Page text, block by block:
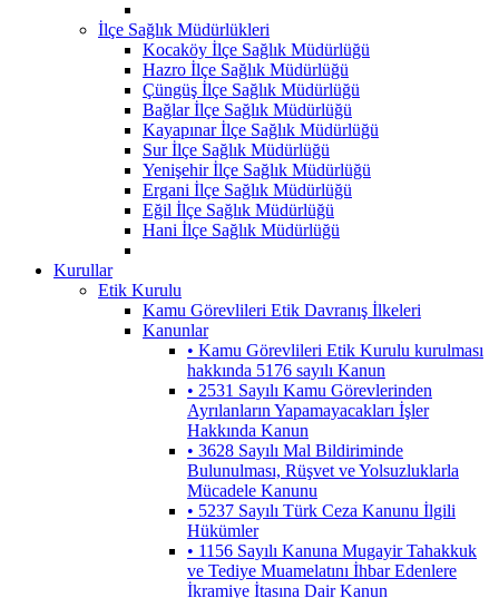
İlçe Sağlık Müdürlükleri
Kocaköy İlçe Sağlık Müdürlüğü
Hazro İlçe Sağlık Müdürlüğü
Çüngüş İlçe Sağlık Müdürlüğü
Bağlar İlçe Sağlık Müdürlüğü
Kayapınar İlçe Sağlık Müdürlüğü
Sur İlçe Sağlık Müdürlüğü
Yenişehir İlçe Sağlık Müdürlüğü
Ergani İlçe Sağlık Müdürlüğü
Eğil İlçe Sağlık Müdürlüğü
Hani İlçe Sağlık Müdürlüğü
Kurullar
Etik Kurulu
Kamu Görevlileri Etik Davranış İlkeleri
Kanunlar
• Kamu Görevlileri Etik Kurulu kurulması
hakkında 5176 sayılı Kanun
• 2531 Sayılı Kamu Görevlerinden
Ayrılanların Yapamayacakları İşler
Hakkında Kanun
• 3628 Sayılı Mal Bildiriminde
Bulunulması, Rüşvet ve Yolsuzluklarla
Mücadele Kanunu
• 5237 Sayılı Türk Ceza Kanunu İlgili
Hükümler
• 1156 Sayılı Kanuna Mugayir Tahakkuk
ve Tediye Muamelatını İhbar Edenlere
İkramiye İtasına Dair Kanun